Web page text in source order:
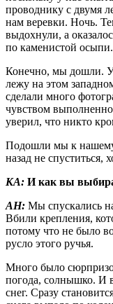
проводнику с двумя
нам веревки. Ночь.
выдохнули, а
по каменистой осыпи.
Конечно, мы дошли. У
лежу на этом
сделали много
чувством
уверил, что никто
Подошли мы к нашему
назад не спуститься,
КА: И как вы
АН: Мы спускались
Вбили крепления,
потому что не было
русло этого ручья.
Много было
погода, солнышко. И
снег. Сразу